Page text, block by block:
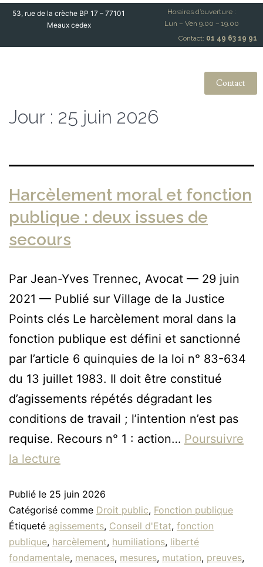
53, rue de la crèche BP 17 – 77101
Meaux cedex
Horaires d’ouverture :
Lun – Ven 9.00 – 19.00
Contact: 01 49 63 19 91
Contact
Jour : 25 juin 2026
Harcèlement moral et fonction
publique : deux issues de
secours
Par Jean-Yves Trennec, Avocat — 29 juin
2021 — Publié sur Village de la Justice
Points clés Le harcèlement moral dans la
fonction publique est défini et sanctionné
par l’article 6 quinquies de la loi n° 83-634
du 13 juillet 1983. Il doit être constitué
d’agissements répétés dégradant les
conditions de travail ; l’intention n’est pas
requise. Recours n° 1 : action… Poursuivre
la lecture
Publié le 25 juin 2026
Catégorisé comme Droit public, Fonction publique
Étiqueté agissements, Conseil d'Etat, fonction
publique, harcèlement, humiliations, liberté
fondamentale, menaces, mesures, mutation, preuves,